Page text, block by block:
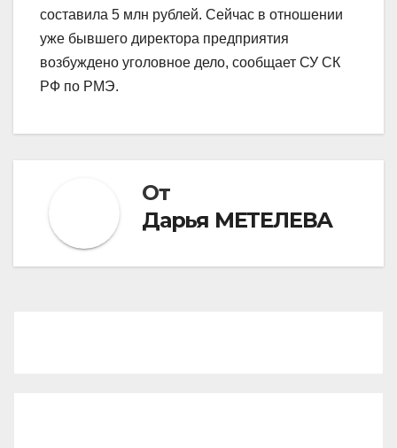
составила 5 млн рублей. Сейчас в отношении
уже бывшего директора предприятия
возбуждено уголовное дело, сообщает СУ СК
РФ по РМЭ.
От
Дарья МЕТЕЛЕВА